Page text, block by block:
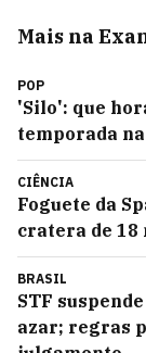
Mais na
POP
'Silo': que
temporada
CIÊNCIA
Foguete da
cratera de 18
BRASIL
STF
azar; regras